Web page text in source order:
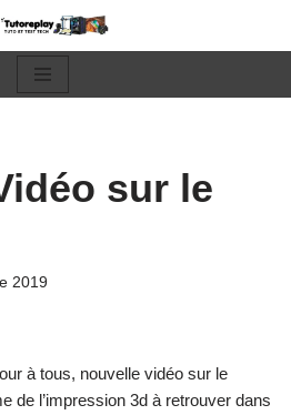
sur le
2019
à tous, nouvelle vidéo sur le
de l’impression 3d à retrouver dans